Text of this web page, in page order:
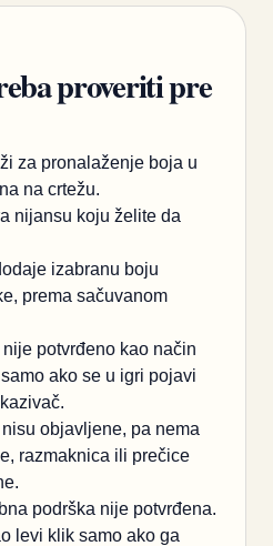
proveriti pre
za pronalaženje boja u
na crtežu.
nijansu koju želite da
izabranu boju
prema sačuvanom
potvrđeno kao način
ako se u igri pojavi
objavljene, pa nema
razmaknica ili prečice
podrška nije potvrđena.
levi klik samo ako ga